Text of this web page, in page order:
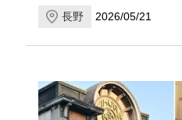
長野 2026/05/21